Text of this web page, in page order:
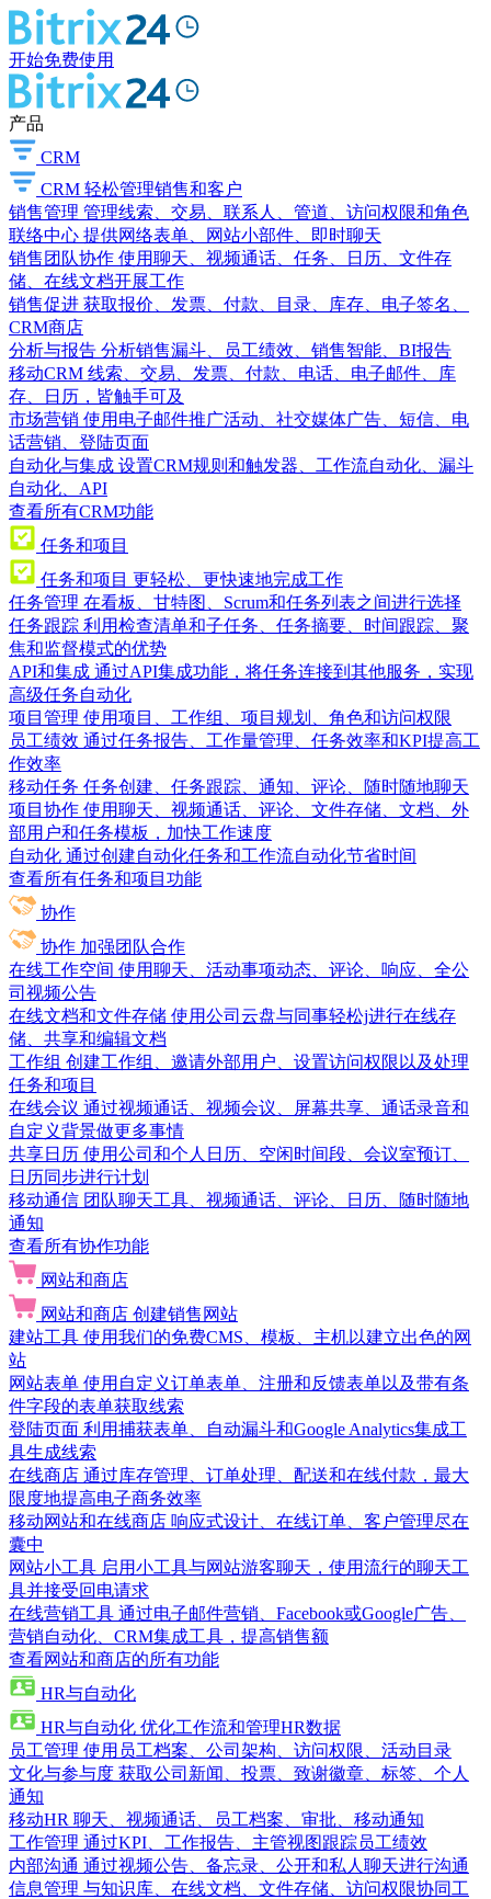
开始免费使用
产品
CRM
CRM 轻松管理销售和客户
销售管理 管理线索、交易、联系人、管道、访问权限和角色
联络中心 提供网络表单、网站小部件、即时聊天
销售团队协作 使用聊天、视频通话、任务、日历、文件存
储、在线文档开展工作
销售促进 获取报价、发票、付款、目录、库存、电子签名、
CRM商店
分析与报告 分析销售漏斗、员工绩效、销售智能、BI报告
移动CRM 线索、交易、发票、付款、电话、电子邮件、库
存、日历，皆触手可及
市场营销 使用电子邮件推广活动、社交媒体广告、短信、电
话营销、登陆页面
自动化与集成 设置CRM规则和触发器、工作流自动化、漏斗
自动化、API
查看所有CRM功能
任务和项目
任务和项目 更轻松、更快速地完成工作
任务管理 在看板、甘特图、Scrum和任务列表之间进行选择
任务跟踪 利用检查清单和子任务、任务摘要、时间跟踪、聚
焦和监督模式的优势
API和集成 通过API集成功能，将任务连接到其他服务，实现
高级任务自动化
项目管理 使用项目、工作组、项目规划、角色和访问权限
员工绩效 通过任务报告、工作量管理、任务效率和KPI提高工
作效率
移动任务 任务创建、任务跟踪、通知、评论、随时随地聊天
项目协作 使用聊天、视频通话、评论、文件存储、文档、外
部用户和任务模板，加快工作速度
自动化 通过创建自动化任务和工作流自动化节省时间
查看所有任务和项目功能
协作
协作 加强团队合作
在线工作空间 使用聊天、活动事项动态、评论、响应、全公
司视频公告
在线文档和文件存储 使用公司云盘与同事轻松j进行在线存
储、共享和编辑文档
工作组 创建工作组、邀请外部用户、设置访问权限以及处理
任务和项目
在线会议 通过视频通话、视频会议、屏幕共享、通话录音和
自定义背景做更多事情
共享日历 使用公司和个人日历、空闲时间段、会议室预订、
日历同步进行计划
移动通信 团队聊天工具、视频通话、评论、日历、随时随地
通知
查看所有协作功能
网站和商店
网站和商店 创建销售网站
建站工具 使用我们的免费CMS、模板、主机以建立出色的网
站
网站表单 使用自定义订单表单、注册和反馈表单以及带有条
件字段的表单获取线索
登陆页面 利用捕获表单、自动漏斗和Google Analytics集成工
具生成线索
在线商店 通过库存管理、订单处理、配送和在线付款，最大
限度地提高电子商务效率
移动网站和在线商店 响应式设计、在线订单、客户管理尽在
囊中
网站小工具 启用小工具与网站游客聊天，使用流行的聊天工
具并接受回电请求
在线营销工具 通过电子邮件营销、Facebook或Google广告、
营销自动化、CRM集成工具，提高销售额
查看网站和商店的所有功能
HR与自动化
HR与自动化 优化工作流和管理HR数据
员工管理 使用员工档案、公司架构、访问权限、活动目录
文化与参与度 获取公司新闻、投票、致谢徽章、标签、个人
通知
移动HR 聊天、视频通话、员工档案、审批、移动通知
工作管理 通过KPI、工作报告、主管视图跟踪员工绩效
内部沟通 通过视频公告、备忘录、公开和私人聊天进行沟通
信息管理 与知识库、在线文档、文件存储、访问权限协同工